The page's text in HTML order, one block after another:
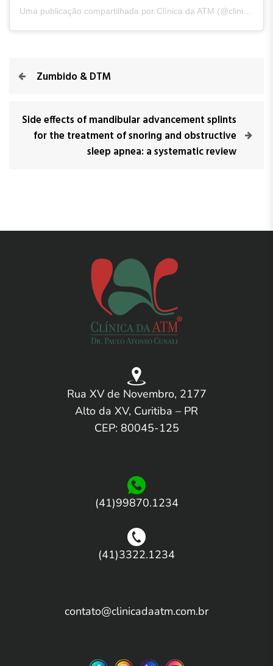
Zumbido & DTM
Side effects of mandibular advancement splints
for the treatment of snoring and obstructive
sleep apnea: a systematic review
Rua XV de Novembro, 2177
Alto da XV, Curitiba – PR
CEP: 80045-125
(41)99870.1234
(41)3322.1234
contato@clinicadaatm.com.br